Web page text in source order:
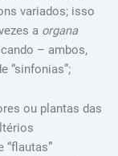
variados; isso
a organa
– ambos,
“sinfonias”;
ou plantas das
“flautas”